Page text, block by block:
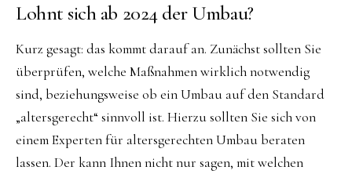
Lohnt sich ab 2024 der Umbau?
Kurz gesagt: das kommt darauf an. Zunächst sollten Sie
überprüfen, welche Maßnahmen wirklich notwendig
sind, beziehungsweise ob ein Umbau auf den Standard
„altersgerecht“ sinnvoll ist. Hierzu sollten Sie sich von
einem Experten für altersgerechten Umbau beraten
lassen. Der kann Ihnen nicht nur sagen, mit welchen